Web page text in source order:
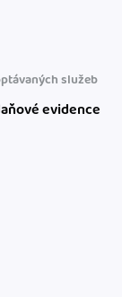
služeb
evidence